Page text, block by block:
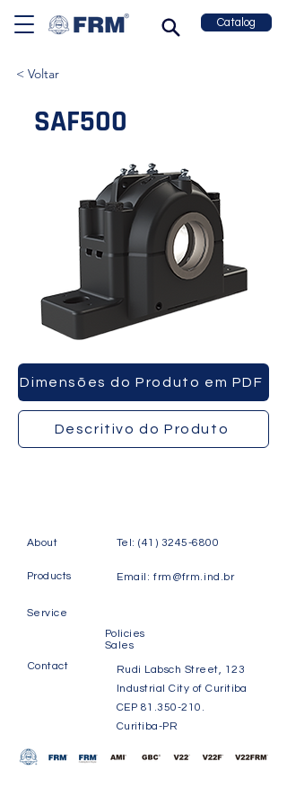
Catalog
< Voltar
SAF500
Dimensões do Produto em PDF
Descritivo do Produto
About Tel:(41) 3245-6800
Products Email:frm@frm.ind.br
Service
Policies
Sales
Contact
Rudi Labsch Street, 123
Industrial City of Curitiba
CEP 81.350-210 .
Curitiba-PR